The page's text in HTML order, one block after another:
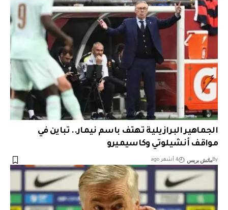
الجماهير البرازيلية تهتف باسم نيمار.. تباين في
مواقف أنشيلوتي وكاسيميرو
Byماتش بريس 4 أشهر ago